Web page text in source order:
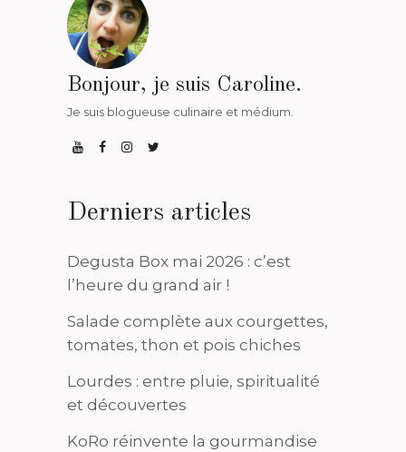
Bonjour, je suis Caroline.
Je suis blogueuse culinaire et médium.
Derniers articles
Degusta Box mai 2026 : c’est
l’heure du grand air !
Salade complète aux courgettes,
tomates, thon et pois chiches
Lourdes : entre pluie, spiritualité
et découvertes
KoRo réinvente la gourmandise